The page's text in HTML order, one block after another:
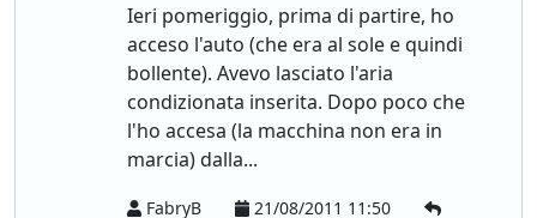
Ieri pomeriggio, prima di partire, ho
acceso l'auto (che era al sole e quindi
bollente). Avevo lasciato l'aria
condizionata inserita. Dopo poco che
l'ho accesa (la macchina non era in
marcia) dalla...
FabryB
21/08/2011 11:50